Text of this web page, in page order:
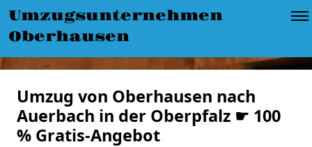
Umzugsunternehmen
Oberhausen
Umzug von Oberhausen nach
Auerbach in der Oberpfalz ☛ 100
% Gratis-Angebot